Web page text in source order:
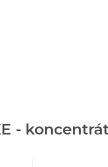
-